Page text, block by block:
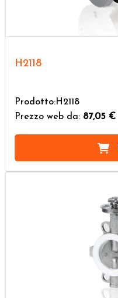
H2118
Prodotto:H2118
Prezzo web da: 87,05 €